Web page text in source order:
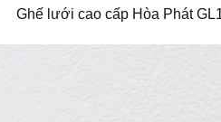
Ghế lưới cao cấp Hòa Phát